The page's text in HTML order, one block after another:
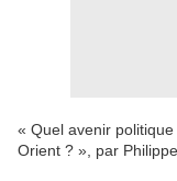
« Quel avenir
Orient ? », par